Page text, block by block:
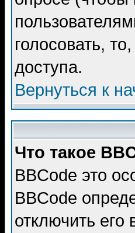
голосовать,
доступа.
Вернуться к
Что такое
BBCode это
BBCode
отключить